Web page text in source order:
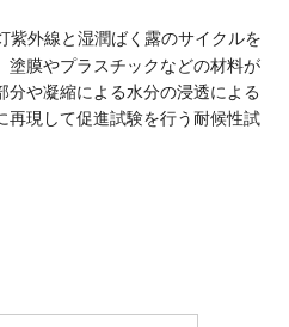
紫外線と湿潤ばく露のサイクルを
塗膜やプラスチックなどの材料が
分や凝縮による水分の浸透による
再現して促進試験を行う耐候性試